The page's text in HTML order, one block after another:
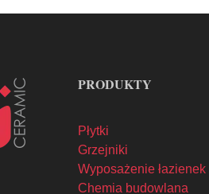
PRODUKTY
Płytki
Grzejniki
Wyposażenie łazienek
Chemia budowlana